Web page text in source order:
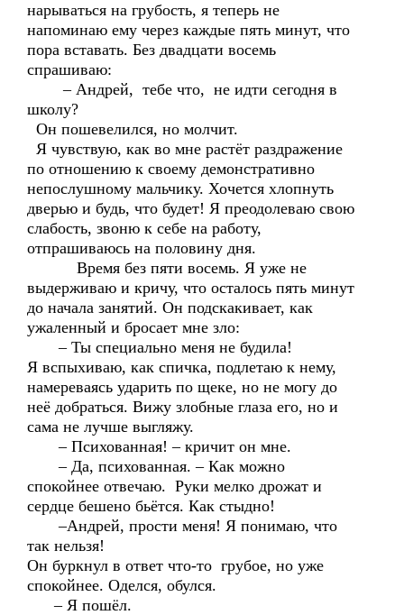
нарываться на грубость, я теперь не
напоминаю ему через каждые пять минут, что
пора вставать. Без двадцати восемь
спрашиваю:
– Андрей, тебе что, не идти сегодня в
школу?
Он пошевелился, но молчит.
Я чувствую, как во мне растёт раздражение
по отношению к своему демонстративно
непослушному мальчику. Хочется хлопнуть
дверью и будь, что будет! Я преодолеваю свою
слабость, звоню к себе на работу,
отпрашиваюсь на половину дня.
Время без пяти восемь. Я уже не
выдерживаю и кричу, что осталось пять минут
до начала занятий. Он подскакивает, как
ужаленный и бросает мне зло:
– Ты специально меня не будила!
Я вспыхиваю, как спичка, подлетаю к нему,
намереваясь ударить по щеке, но не могу до
неё добраться. Вижу злобные глаза его, но и
сама не лучше выгляжу.
– Психованная! – кричит он мне.
– Да, психованная. – Как можно
спокойнее отвечаю. Руки мелко дрожат и
сердце бешено бьётся. Как стыдно!
–Андрей, прости меня! Я понимаю, что
так нельзя!
Он буркнул в ответ что-то грубое, но уже
спокойнее. Оделся, обулся.
– Я пошёл.